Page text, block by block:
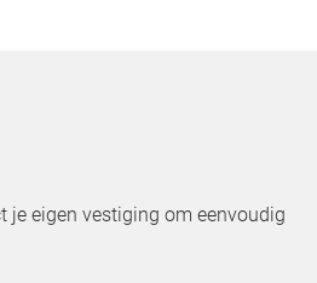
je eigen vestiging om eenvoudig